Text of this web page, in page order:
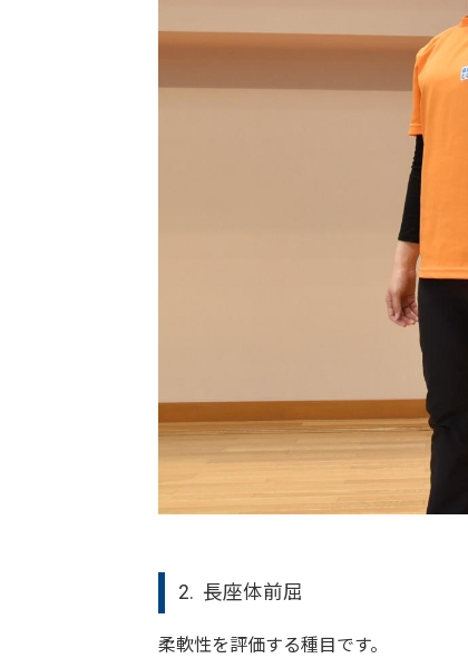
2. 長座体前屈
柔軟性を評価する種目です。